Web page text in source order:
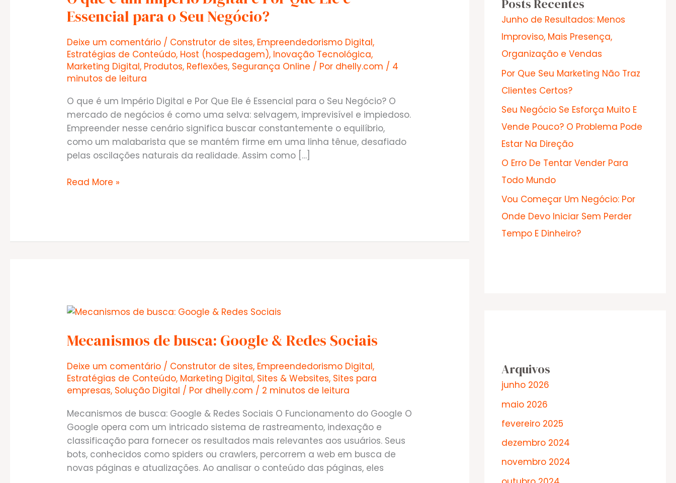
Essencial para o Seu Negócio?
Deixe um comentário / Construtor de sites, Empreendedorismo Digital,
Estratégias de Conteúdo, Host (hospedagem), Inovação Tecnológica,
Marketing Digital, Produtos, Reflexões, Segurança Online / Por dhelly.com / 4
minutos de leitura
O que é um Império Digital e Por Que Ele é Essencial para o Seu Negócio? O
mercado de negócios é como uma selva: selvagem, imprevisível e impiedoso.
Empreender nesse cenário significa buscar constantemente o equilíbrio,
como um malabarista que se mantém firme em uma linha tênue, desafiado
pelas oscilações naturais da realidade. Assim como […]
O
Ele
é
para
Seu
Negócio?
Read More »
Mecanismos de busca: Google & Redes Sociais
Deixe um comentário / Construtor de sites, Empreendedorismo Digital,
Estratégias de Conteúdo, Marketing Digital, Sites & Websites, Sites para
empresas, Solução Digital / Por dhelly.com / 2 minutos de leitura
Mecanismos de busca: Google & Redes Sociais O Funcionamento do Google O
Google opera com um intricado sistema de rastreamento, indexação e
classificação para fornecer os resultados mais relevantes aos usuários. Seus
bots, conhecidos como spiders ou crawlers, percorrem a web em busca de
novas páginas e atualizações. Ao analisar o conteúdo das páginas, eles
Posts Recentes
Junho de Resultados: Menos
Improviso, Mais Presença,
Organização e Vendas
Por Que Seu Marketing Não Traz
Clientes Certos?
Seu Negócio Se Esforça Muito E
Vende Pouco? O Problema Pode
Estar Na Direção
O Erro De Tentar Vender Para
Todo Mundo
Vou Começar Um Negócio: Por
Onde Devo Iniciar Sem Perder
Tempo E Dinheiro?
Arquivos
junho 2026
maio 2026
fevereiro 2025
dezembro 2024
novembro 2024